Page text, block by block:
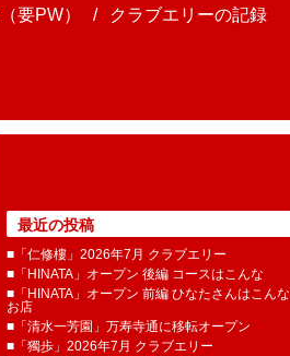
要PW）
クラブエリーの記録
最近の投稿
■「仁修樓」2026年7月 クラブエリー
■「HINATA」オープン 後編 コースはこんな
■「HINATA」オープン 前編 ひなたさんはこんな
お店
■「清水一芳園」万寿寺通に移転オープン
■「獨歩」2026年7月 クラブエリー